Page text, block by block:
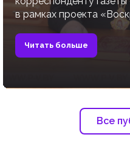
в рамках проекта
Читать больше
Все